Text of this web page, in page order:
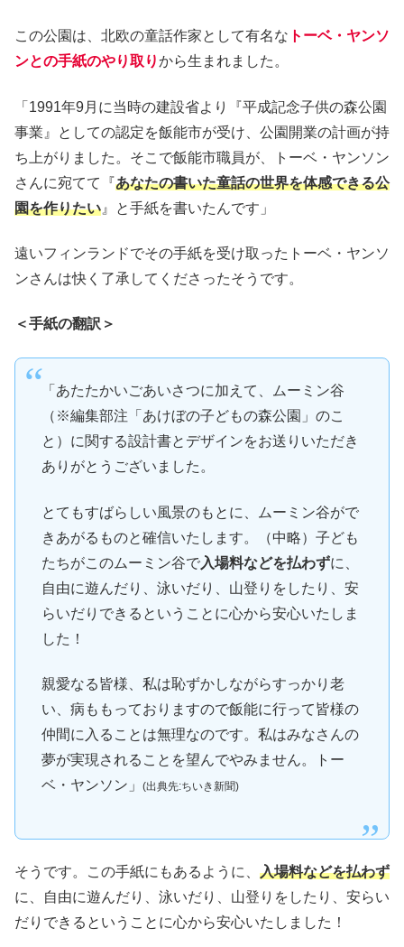
この公園は、北欧の童話作家として有名な トーベ・ヤンソ
ンとの手紙のやり取りから生まれました。
「1991年9月に当時の建設省より『平成記念子供の森公園
事業』としての認定を飯能市が受け、公園開業の計画が持
ち上がりました。そこで飯能市職員が、トーベ・ヤンソン
さんに宛てて『あなたの書いた童話の世界を体感できる公
園を作りたい 』と手紙を書いたんです」
遠いフィンランドでその手紙を受け取ったトーベ・ヤンソ
ンさんは快く了承してくださったそうです。
＜手紙の翻訳＞
「あたたかいごあいさつに加えて、ムーミン谷
（※編集部注「あけぼの子どもの森公園」のこ
と）に関する設計書とデザインをお送りいただき
ありがとうございました。
とてもすばらしい風景のもとに、ムーミン谷がで
きあがるものと確信いたします。（中略）子ども
たちがこのムーミン谷で入場料などを払わずに、
自由に遊んだり、泳いだり、山登りをしたり、安
らいだりできるということに心から安心いたしま
した！
親愛なる皆様、私は恥ずかしながらすっかり老
い、病ももっておりますので飯能に行って皆様の
仲間に入ることは無理なのです。私はみなさんの
夢が実現されることを望んでやみません。トー
ベ・ヤンソン」
(出典先:ちいき新聞)
そうです。この手紙にもあるように、 入場料などを払わず
に、自由に遊んだり、泳いだり、山登りをしたり、安らい
だりできるということに心から安心いたしました！